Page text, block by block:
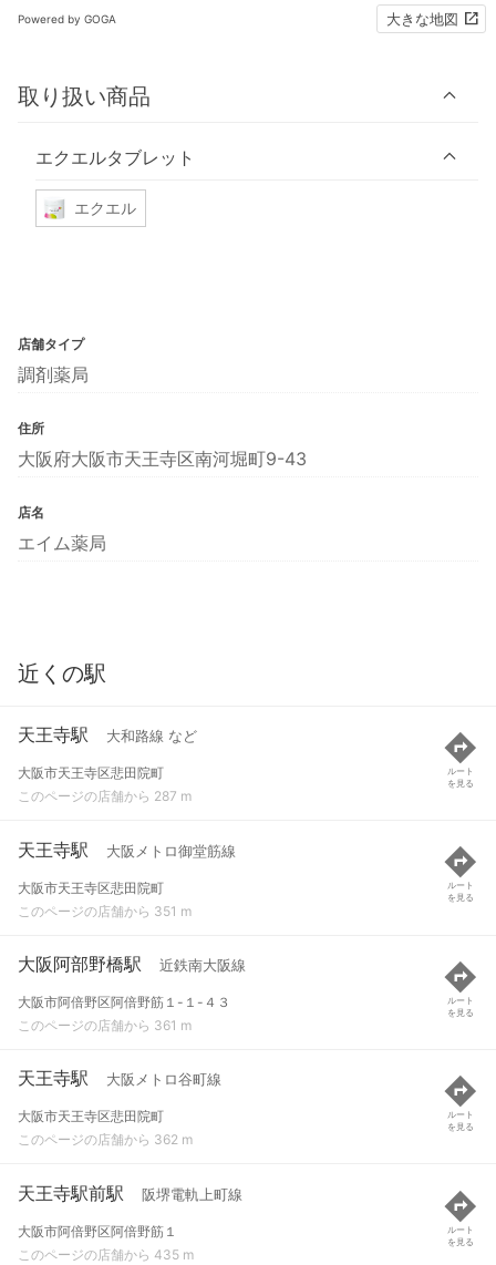
Powered by GOGA 大きな地図
取り扱い商品
エクエルタブレット
エクエル
店舗タイプ
調剤薬局
住所
大阪府大阪市天王寺区南河堀町9-43
店名
エイム薬局
近くの駅
天王寺駅 大和路線 など
大阪市天王寺区悲田院町
このページの店舗から 287 m
ルート
を見る
天王寺駅 大阪メトロ御堂筋線
大阪市天王寺区悲田院町
このページの店舗から 351 m
ルート
を見る
大阪阿部野橋駅 近鉄南大阪線
大阪市阿倍野区阿倍野筋１-１-４３
このページの店舗から 361 m
ルート
を見る
天王寺駅 大阪メトロ谷町線
大阪市天王寺区悲田院町
このページの店舗から 362 m
ルート
を見る
天王寺駅前駅 阪堺電軌上町線
大阪市阿倍野区阿倍野筋１
このページの店舗から 435 m
ルート
を見る